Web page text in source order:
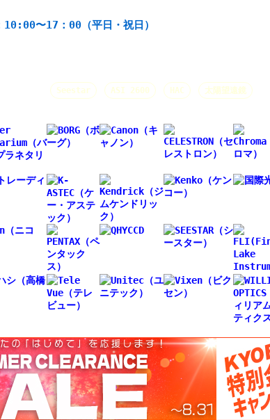
〜17：00（平日・祝日）
Seestar ASI 2600 HAC 太陽望遠鏡